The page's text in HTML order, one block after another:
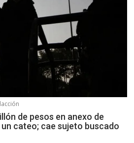
de pesos en anexo de
cateo; cae sujeto buscado